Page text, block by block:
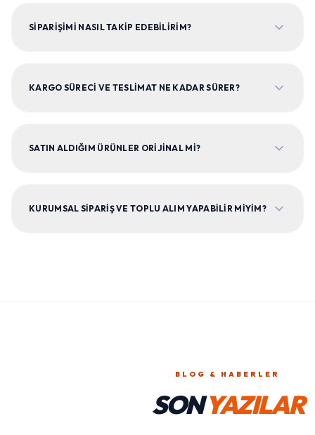
SIPARIŞIMI NASIL TAKIP EDEBILIRIM?
KARGO SÜRECI VE TESLIMAT NE KADAR SÜRER?
SATIN ALDIĞIM ÜRÜNLER ORIJINAL MI?
KURUMSAL SIPARIŞ VE TOPLU ALIM YAPABILIR MIYIM?
BLOG & HABERLER
SONYAZILAR